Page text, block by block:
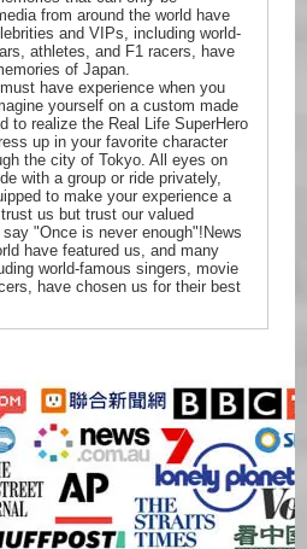
from around the world have
and VIPs, including world-
athletes, and F1 racers, have
of Japan.
have experience when you
yourself on a custom made
to realize the Real Life SuperHero
up in your favorite character
the city of Tokyo. All eyes on
with a group or ride privately,
to make your experience a
us but trust our valued
"Once is never enough"!News
have featured us, and many
world-famous singers, movie
have chosen us for their best